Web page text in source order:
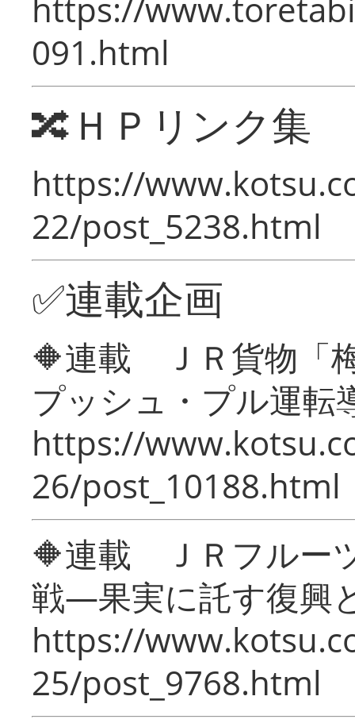
https://
091.html
🔀ＨＰリンク集
https://
22/post_5238.html
✅連載企画
🔶連載 ＪＲ貨物「
プッシュ・プル運転
https://
26/post_10188.html
🔶連載 ＪＲフルー
戦―果実に託す復興
https://
25/post_9768.html